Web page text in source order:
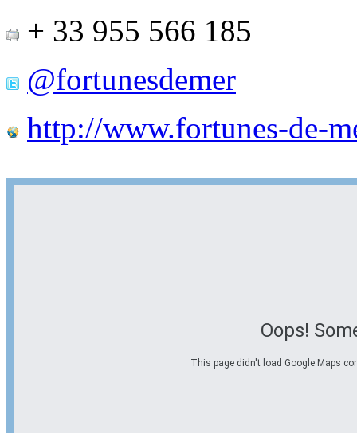
+ 33 955 566 185
@fortunesdemer
http://www.fortunes-de-
Oops!
This page didn't load Google Maps